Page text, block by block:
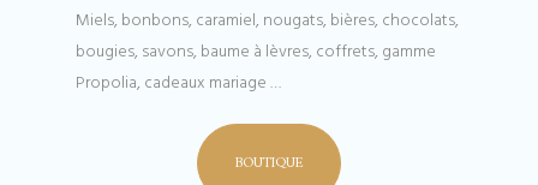
Miels, bonbons, caramiel, nougats, bières, chocolats,
bougies, savons, baume à lèvres, coffrets, gamme
Propolia, cadeaux mariage …
BOUTIQUE